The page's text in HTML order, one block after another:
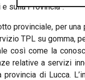
sulla Provincia”.
provinciale, per
TPL su gomma,
così come la
relative a servizi
di Lucca.